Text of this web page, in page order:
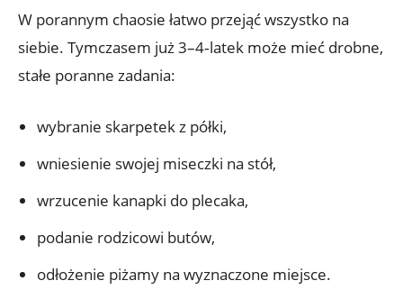
W porannym chaosie łatwo przejąć wszystko na
siebie. Tymczasem już 3–4‑latek może mieć drobne,
stałe poranne zadania:
wybranie skarpetek z półki,
wniesienie swojej miseczki na stół,
wrzucenie kanapki do plecaka,
podanie rodzicowi butów,
odłożenie piżamy na wyznaczone miejsce.